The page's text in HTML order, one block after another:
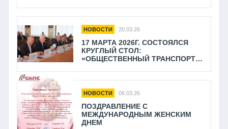
НОВОСТИ 20.03.26
17 МАРТА 2026Г. СОСТОЯЛСЯ
КРУГЛЫЙ СТОЛ:
«ОБЩЕСТВЕННЫЙ ТРАНСПОРТ:
НОВОСТИ 06.03.26
ПОЗДРАВЛЕНИЕ С
МЕЖДУНАРОДНЫМ ЖЕНСКИМ
ДНЕМ